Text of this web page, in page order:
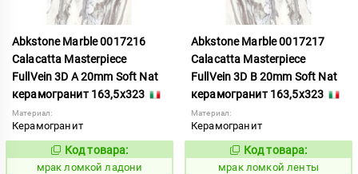
Abkstone Marble 0017216
Calacatta Masterpiece
FullVein 3D A 20mm Soft Nat
керамогранит 163,5x323
Материал:
Керамогранит
1052917
Код товара:
мрак ломкой ладони
Abkstone Marble 0017217
Calacatta Masterpiece
FullVein 3D B 20mm Soft Nat
керамогранит 163,5x323
Материал:
Керамогранит
1052918
Код товара:
мрак ломкой ленты